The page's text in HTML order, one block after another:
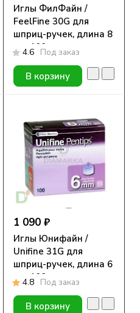
Иглы ФилФайн /
FeelFine 30G для
шприц-ручек, длина 8
мм, 100 шт.
4.6 Под заказ
В корзину
1 090 ₽
Иглы Юнифайн /
Unifine 31G для
шприц-ручек, длина 6
мм, 100 шт.
4.8 Под заказ
В корзину